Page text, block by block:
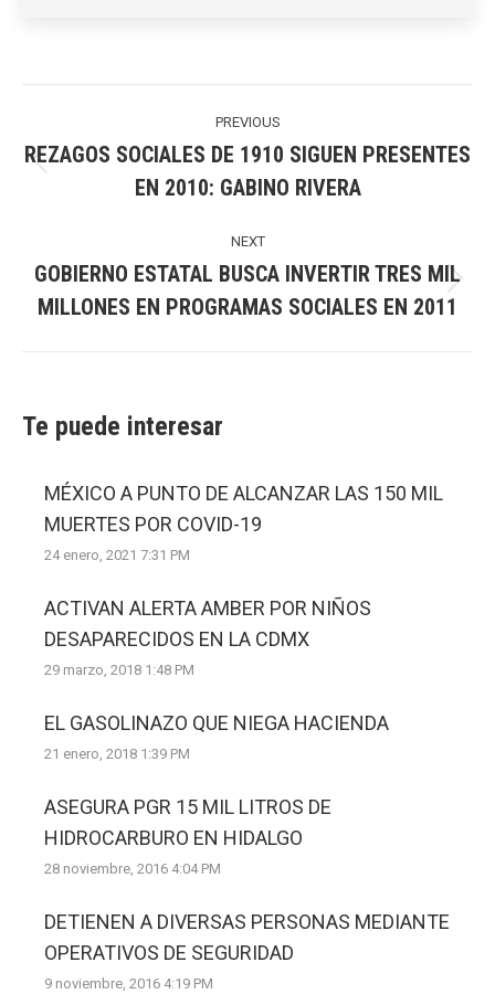
PREVIOUS
post:
REZAGOS SOCIALES DE 1910 SIGUEN PRESENTES
EN 2010: GABINO RIVERA
NEXT
post:
GOBIERNO ESTATAL BUSCA INVERTIR TRES MIL
MILLONES EN PROGRAMAS SOCIALES EN 2011
Te puede interesar
MÉXICO A PUNTO DE ALCANZAR LAS 150 MIL
MUERTES POR COVID-19
24 enero, 2021 7:31 PM
ACTIVAN ALERTA AMBER POR NIÑOS
DESAPARECIDOS EN LA CDMX
29 marzo, 2018 1:48 PM
EL GASOLINAZO QUE NIEGA HACIENDA
21 enero, 2018 1:39 PM
ASEGURA PGR 15 MIL LITROS DE
HIDROCARBURO EN HIDALGO
28 noviembre, 2016 4:04 PM
DETIENEN A DIVERSAS PERSONAS MEDIANTE
OPERATIVOS DE SEGURIDAD
9 noviembre, 2016 4:19 PM